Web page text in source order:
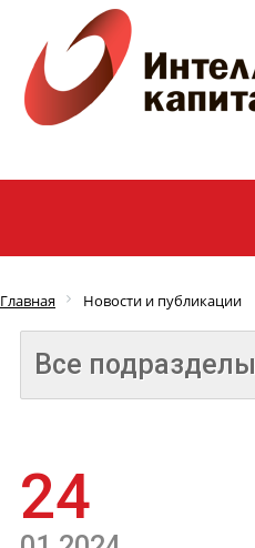
Главная Новости и публикации
24
Все подразделы